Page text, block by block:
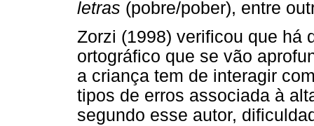
letras (pobre/pober), entre
Zorzi (1998) verificou que há
ortográfico que se vão
a criança tem de interagir
tipos de erros associada à
segundo esse autor,